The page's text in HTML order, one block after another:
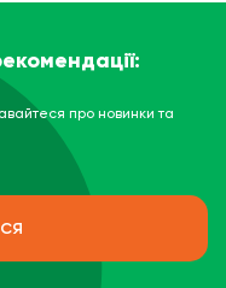
про новинки та